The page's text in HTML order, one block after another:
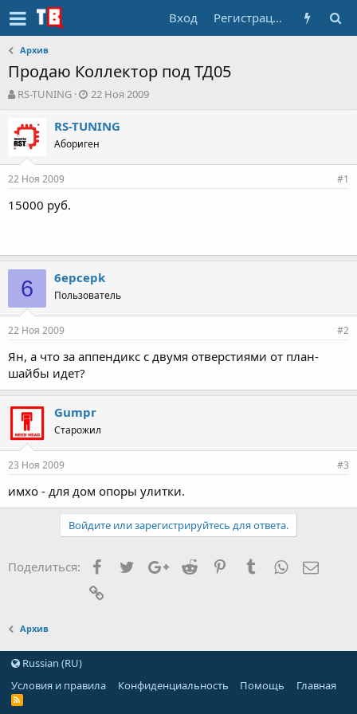
Вход Регистрация
Архив
Продаю Коллектор под ТД05
А
т
о
р
т
е
ы
RS-TUNING
Д
т
н
а
22 Ноя 2009
RS-TUNING
Абориген
22 Ноя 2009 #1
15000 руб.
6 6epcepk
Пользователь
22 Ноя 2009 #2
Ян, а что за аппендикс с двумя отверстиями от план-
шайбы идет?
Gumpr
Старожил
23 Ноя 2009 #3
имхо - для дом опоры улитки.
Войдите или зарегистрируйтесь для ответа.
Поделиться: FacebookTwitterGoogle+
Reddit PinterestTumblrWhatsApp
Архив
Russian (RU)
Условия и правила
Конфиденциальность Помощь Главная